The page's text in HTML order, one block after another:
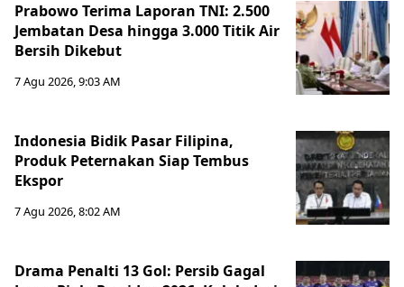
Prabowo Terima Laporan TNI: 2.500
Jembatan Desa hingga 3.000 Titik Air
Bersih Dikebut
7 Agu 2026, 9:03 AM
Indonesia Bidik Pasar Filipina,
Produk Peternakan Siap Tembus
Ekspor
7 Agu 2026, 8:02 AM
Drama Penalti 13 Gol: Persib Gagal